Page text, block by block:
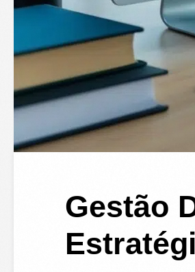
Gestão